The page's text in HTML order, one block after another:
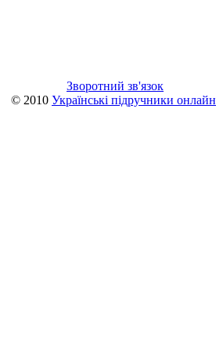
Зворотний зв'язок
© 2010 Українські підручники онлайн